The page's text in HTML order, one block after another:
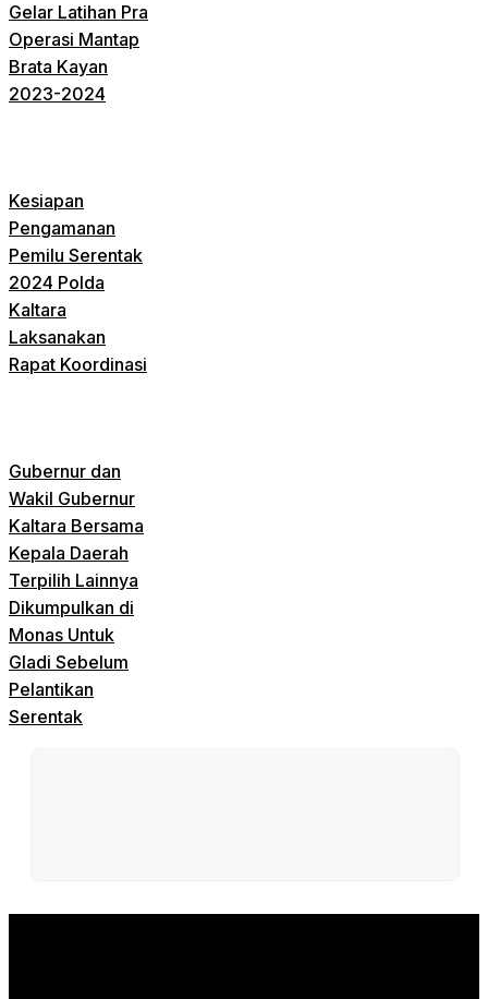
Gelar Latihan Pra
Operasi Mantap
Brata Kayan
2023-2024
Kesiapan
Pengamanan
Pemilu Serentak
2024 Polda
Kaltara
Laksanakan
Rapat Koordinasi
Gubernur dan
Wakil Gubernur
Kaltara Bersama
Kepala Daerah
Terpilih Lainnya
Dikumpulkan di
Monas Untuk
Gladi Sebelum
Pelantikan
Serentak